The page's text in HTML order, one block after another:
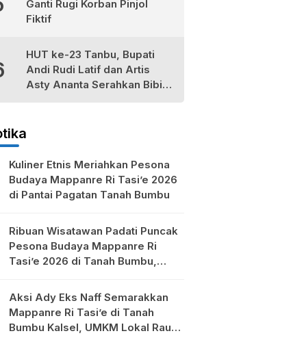
Ganti Rugi Korban Pinjol
Fiktif
HUT ke-23 Tanbu, Bupati
Andi Rudi Latif dan Artis
Asty Ananta Serahkan Bibit
Kuliner Etnis Meriahkan Pesona
Budaya Mappanre Ri Tasi’e 2026
di Pantai Pagatan Tanah Bumbu
Ribuan Wisatawan Padati Puncak
Pesona Budaya Mappanre Ri
Tasi’e 2026 di Tanah Bumbu,
Aksi Ady Eks Naff Semarakkan
Mappanre Ri Tasi’e di Tanah
Bumbu Kalsel, UMKM Lokal Raup